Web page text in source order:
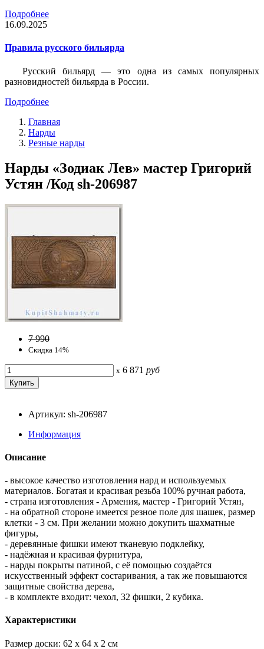
Подробнее
16.09.2025
Правила русского бильярда
Русский бильярд — это одна из самых популярных
разновидностей бильярда в России.
Подробнее
Главная
Нарды
Резные нарды
Нарды «Зодиак Лев» мастер Григорий
Устян /Код sh-206987
7 990
Скидка 14%
x 6 871 руб
Артикул: sh-206987
Информация
Описание
- высокое качество изготовления нард и используемых
материалов. Богатая и красивая резьба 100% ручная работа,
- страна изготовления - Армения, мастер - Григорий Устян,
- на обратной стороне имеется резное поле для шашек, размер
клетки - 3 см. При желании можно докупить шахматные
фигуры,
- деревянные фишки имеют тканевую подклейку,
- надёжная и красивая фурнитура,
- нарды покрыты патиной, с её помощью создаётся
искусственный эффект состаривания, а так же повышаются
защитные свойства дерева,
- в комплекте входит: чехол, 32 фишки, 2 кубика.
Характеристики
Размер доски: 62 x 64 x 2 см